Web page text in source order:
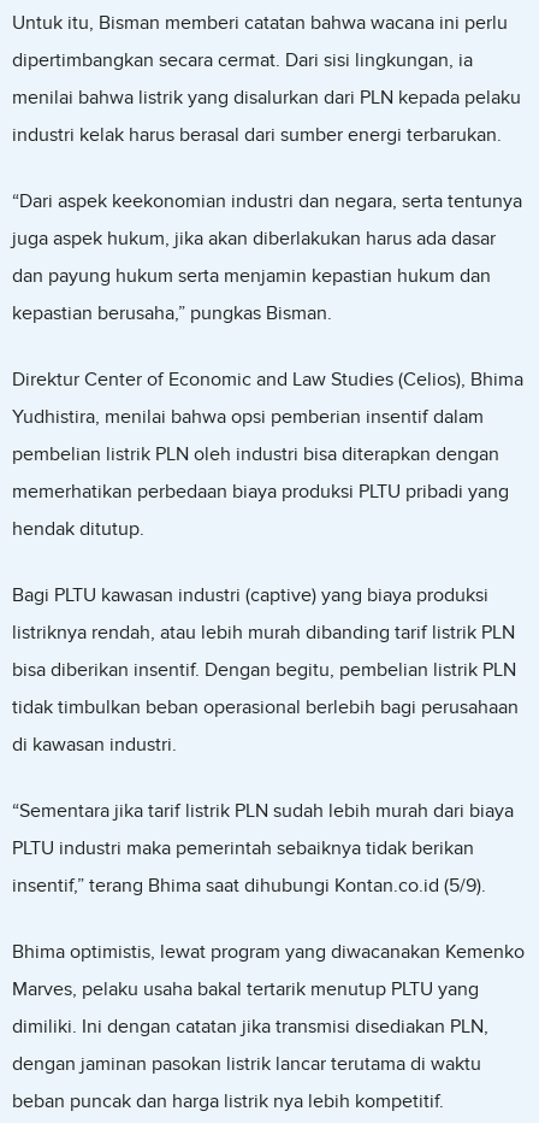
Untuk itu, Bisman memberi catatan bahwa wacana ini perlu
dipertimbangkan secara cermat. Dari sisi lingkungan, ia
menilai bahwa listrik yang disalurkan dari PLN kepada pelaku
industri kelak harus berasal dari sumber energi terbarukan.
“Dari aspek keekonomian industri dan negara, serta tentunya
juga aspek hukum, jika akan diberlakukan harus ada dasar
dan payung hukum serta menjamin kepastian hukum dan
kepastian berusaha,” pungkas Bisman.
Direktur Center of Economic and Law Studies (Celios), Bhima
Yudhistira, menilai bahwa opsi pemberian insentif dalam
pembelian listrik PLN oleh industri bisa diterapkan dengan
memerhatikan perbedaan biaya produksi PLTU pribadi yang
hendak ditutup.
Bagi PLTU kawasan industri (captive) yang biaya produksi
listriknya rendah, atau lebih murah dibanding tarif listrik PLN
bisa diberikan insentif. Dengan begitu, pembelian listrik PLN
tidak timbulkan beban operasional berlebih bagi perusahaan
di kawasan industri.
“Sementara jika tarif listrik PLN sudah lebih murah dari biaya
PLTU industri maka pemerintah sebaiknya tidak berikan
insentif,” terang Bhima saat dihubungi Kontan.co.id (5/9).
Bhima optimistis, lewat program yang diwacanakan Kemenko
Marves, pelaku usaha bakal tertarik menutup PLTU yang
dimiliki. Ini dengan catatan jika transmisi disediakan PLN,
dengan jaminan pasokan listrik lancar terutama di waktu
beban puncak dan harga listrik nya lebih kompetitif.